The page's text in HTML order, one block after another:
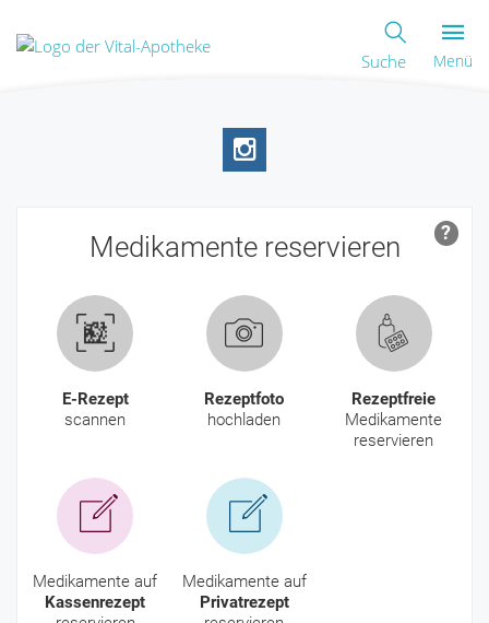
Suche Menü